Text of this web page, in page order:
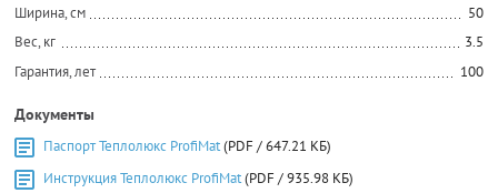
Ширина, см
50
Вес, кг
3.5
Гарантия, лет
100
Документы
Паспорт Теплолюкс ProfiMat(PDF / 647.21 КБ)
Инструкция Теплолюкс ProfiMat(PDF / 935.98 КБ)